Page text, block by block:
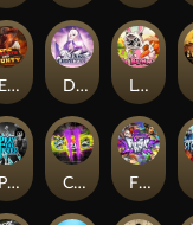
EPIC BULLETS & BOUNTY Dusk Princess Le Bunny
Pray for Three Chaos Crew 2 Fighter Pit